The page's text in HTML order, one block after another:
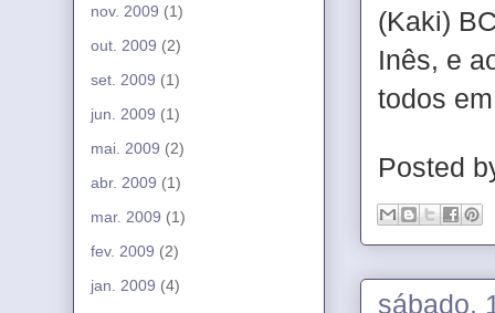
(Kaki)
Inês, e
todos
Posted
sábado,
nov. 2009 (1)
out. 2009 (2)
set. 2009 (1)
jun. 2009 (1)
mai. 2009 (2)
abr. 2009 (1)
mar. 2009 (1)
fev. 2009 (2)
jan. 2009 (4)